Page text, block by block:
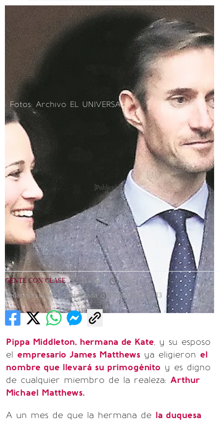
Fotos: Archivo EL UNIVERSAL
[Publicidad]
GENTE CON CLASE | 12/11/2018 17:19
Redacción Clase | Actualizada 14/05/2023 02:13
Pippa Middleton, hermana de Kate, y su esposo
el empresario James Matthews ya eligieron el
nombre que llevará su primogénito y es digno
de cualquier miembro de la realeza: Arthur
Michael Matthews.
A un mes de que la hermana de la duquesa